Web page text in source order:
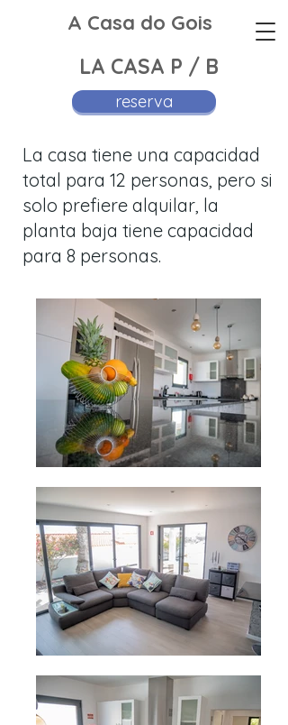
A Casa do Gois
LA CASA P / B
reserva
La casa tiene una capacidad
total para 12 personas, pero si
solo prefiere alquilar, la
planta baja tiene capacidad
para 8 personas.